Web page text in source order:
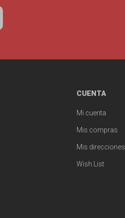
CUENTA
Mi cuenta
Mis compras
Mis direcciones
Wish List